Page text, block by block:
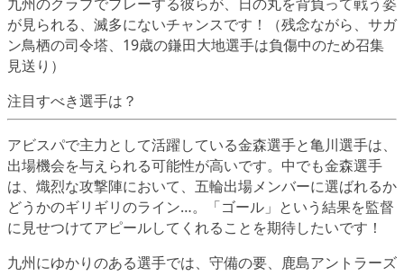
九州のクラブでプレーする彼らが、日の丸を背負って戦う姿
が見られる、滅多にないチャンスです！（残念ながら、サガ
ン鳥栖の司令塔、19歳の鎌田大地選手は負傷中のため召集
見送り）
注目すべき選手は？
アビスパで主力として活躍している金森選手と亀川選手は、
出場機会を与えられる可能性が高いです。中でも金森選手
は、熾烈な攻撃陣において、五輪出場メンバーに選ばれるか
どうかのギリギリのライン…。「ゴール」という結果を監督
に見せつけてアピールしてくれることを期待したいです！
九州にゆかりのある選手では、守備の要、鹿島アントラーズ